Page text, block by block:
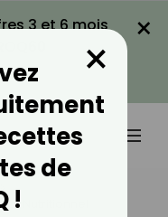
3 et 6 mois
×
Nutritionnel
de
!
×